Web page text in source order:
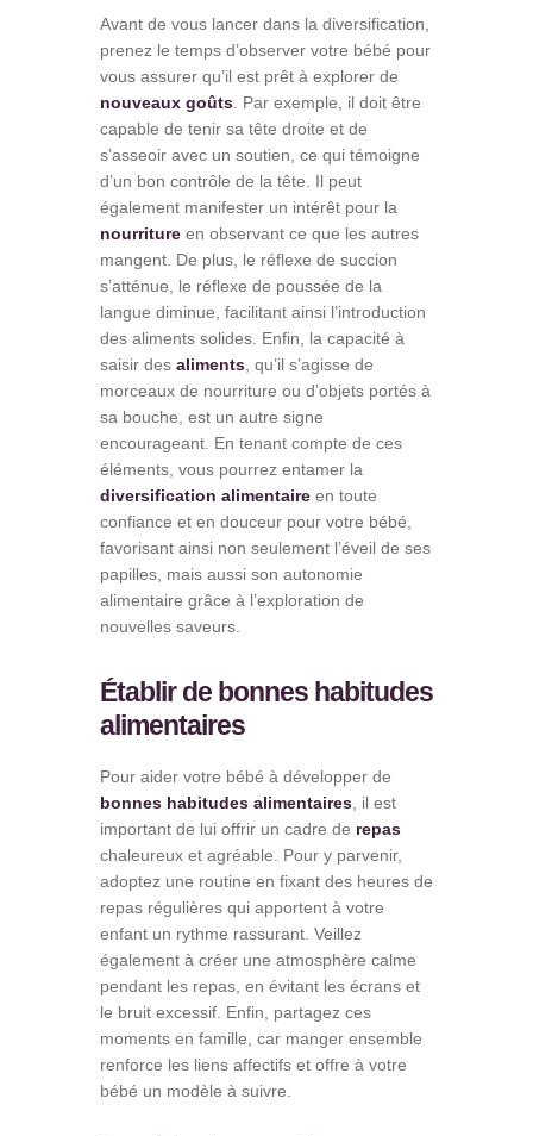
Avant de vous lancer dans la diversification,
prenez le temps d’observer votre bébé pour
vous assurer qu’il est prêt à explorer de
nouveaux goûts. Par exemple, il doit être
capable de tenir sa tête droite et de
s’asseoir avec un soutien, ce qui témoigne
d’un bon contrôle de la tête. Il peut
également manifester un intérêt pour la
nourriture en observant ce que les autres
mangent. De plus, le réflexe de succion
s’atténue, le réflexe de poussée de la
langue diminue, facilitant ainsi l’introduction
des aliments solides. Enfin, la capacité à
saisir des aliments, qu’il s’agisse de
morceaux de nourriture ou d’objets portés à
sa bouche, est un autre signe
encourageant. En tenant compte de ces
éléments, vous pourrez entamer la
diversification alimentaire en toute
confiance et en douceur pour votre bébé,
favorisant ainsi non seulement l’éveil de ses
papilles, mais aussi son autonomie
alimentaire grâce à l’exploration de
nouvelles saveurs.
Établir de bonnes habitudes
alimentaires
Pour aider votre bébé à développer de
bonnes habitudes alimentaires, il est
important de lui offrir un cadre de repas
chaleureux et agréable. Pour y parvenir,
adoptez une routine en fixant des heures de
repas régulières qui apportent à votre
enfant un rythme rassurant. Veillez
également à créer une atmosphère calme
pendant les repas, en évitant les écrans et
le bruit excessif. Enfin, partagez ces
moments en famille, car manger ensemble
renforce les liens affectifs et offre à votre
bébé un modèle à suivre.